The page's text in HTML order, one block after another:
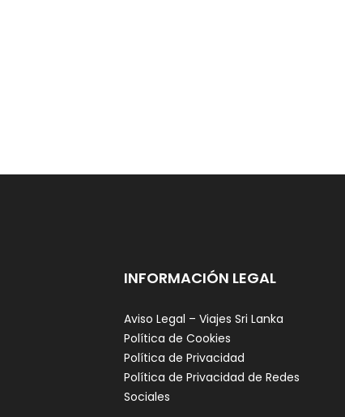
INFORMACIÓN LEGAL
Aviso Legal – Viajes Sri Lanka
Política de Cookies
Política de Privacidad
Política de Privacidad de Redes
Sociales